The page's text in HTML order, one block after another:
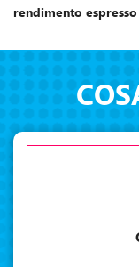
rendimento